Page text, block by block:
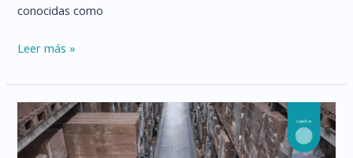
conocidas como
CARRETILLAS
ELÉCTRICAS:
USOS,
VENTAJAS
Y
Leer más »